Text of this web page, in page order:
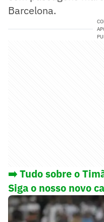
Barcelona.
➡️ Tudo sobre o
Siga o nosso novo